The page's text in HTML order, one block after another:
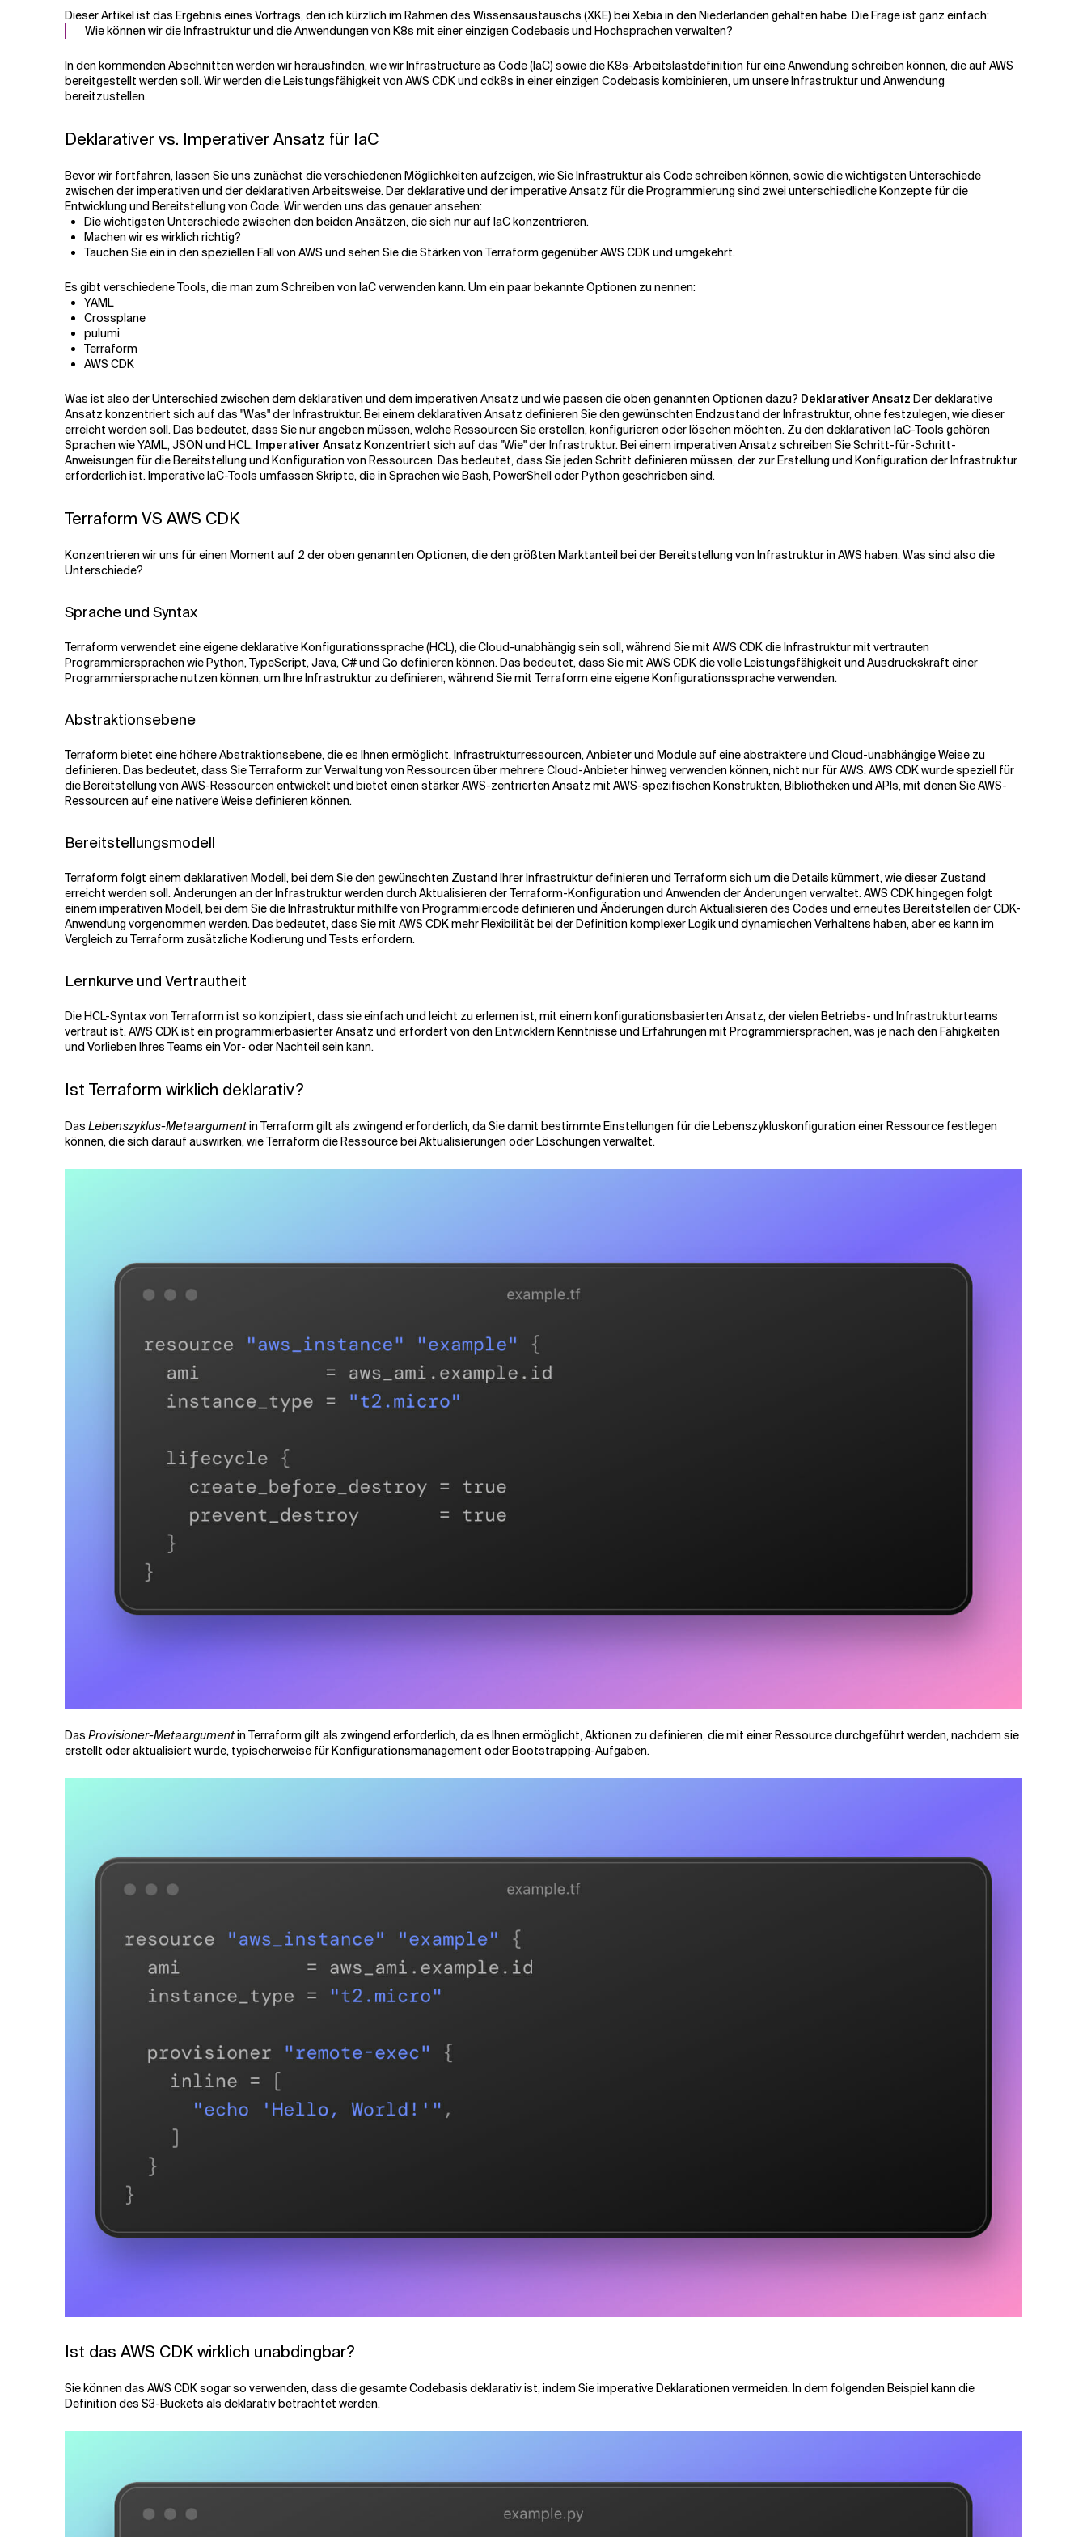
Verwandte Themen
Dieser Artikel ist das Ergebnis eines Vortrags, den ich kürzlich im Rahmen des Wissensaustauschs (XKE) bei Xebia in den Niederlanden gehalten habe. Die Frage ist ganz einfach:
Wie können wir die Infrastruktur und die Anwendungen von K8s mit einer einzigen Codebasis und Hochsprachen verwalten?
In den kommenden Abschnitten werden wir herausfinden, wie wir Infrastructure as Code (IaC) sowie die K8s-Arbeitslastdefinition für eine Anwendung schreiben können, die auf AWS
bereitgestellt werden soll. Wir werden die Leistungsfähigkeit von AWS CDK und cdk8s in einer einzigen Codebasis kombinieren, um unsere Infrastruktur und Anwendung
bereitzustellen.
Deklarativer vs. Imperativer Ansatz für IaC
Bevor wir fortfahren, lassen Sie uns zunächst die verschiedenen Möglichkeiten aufzeigen, wie Sie Infrastruktur als Code schreiben können, sowie die wichtigsten Unterschiede
zwischen der imperativen und der deklarativen Arbeitsweise. Der deklarative und der imperative Ansatz für die Programmierung sind zwei unterschiedliche Konzepte für die
Entwicklung und Bereitstellung von Code. Wir werden uns das genauer ansehen:
Die wichtigsten Unterschiede zwischen den beiden Ansätzen, die sich nur auf IaC konzentrieren.
Machen wir es wirklich richtig?
Tauchen Sie ein in den speziellen Fall von AWS und sehen Sie die Stärken von Terraform gegenüber AWS CDK und umgekehrt.
Es gibt verschiedene Tools, die man zum Schreiben von IaC verwenden kann. Um ein paar bekannte Optionen zu nennen:
YAML
Crossplane
pulumi
Terraform
AWS CDK
Was ist also der Unterschied zwischen dem deklarativen und dem imperativen Ansatz und wie passen die oben genannten Optionen dazu? Deklarativer Ansatz Der deklarative
Ansatz konzentriert sich auf das "Was" der Infrastruktur. Bei einem deklarativen Ansatz definieren Sie den gewünschten Endzustand der Infrastruktur, ohne festzulegen, wie dieser
erreicht werden soll. Das bedeutet, dass Sie nur angeben müssen, welche Ressourcen Sie erstellen, konfigurieren oder löschen möchten. Zu den deklarativen IaC-Tools gehören
Sprachen wie YAML, JSON und HCL. Imperativer Ansatz Konzentriert sich auf das "Wie" der Infrastruktur. Bei einem imperativen Ansatz schreiben Sie Schritt-für-Schritt-
Anweisungen für die Bereitstellung und Konfiguration von Ressourcen. Das bedeutet, dass Sie jeden Schritt definieren müssen, der zur Erstellung und Konfiguration der Infrastruktur
erforderlich ist. Imperative IaC-Tools umfassen Skripte, die in Sprachen wie Bash, PowerShell oder Python geschrieben sind.
Terraform VS AWS CDK
Konzentrieren wir uns für einen Moment auf 2 der oben genannten Optionen, die den größten Marktanteil bei der Bereitstellung von Infrastruktur in AWS haben. Was sind also die
Unterschiede?
Sprache und Syntax
Terraform verwendet eine eigene deklarative Konfigurationssprache (HCL), die Cloud-unabhängig sein soll, während Sie mit AWS CDK die Infrastruktur mit vertrauten
Programmiersprachen wie Python, TypeScript, Java, C# und Go definieren können. Das bedeutet, dass Sie mit AWS CDK die volle Leistungsfähigkeit und Ausdruckskraft einer
Programmiersprache nutzen können, um Ihre Infrastruktur zu definieren, während Sie mit Terraform eine eigene Konfigurationssprache verwenden.
Abstraktionsebene
Terraform bietet eine höhere Abstraktionsebene, die es Ihnen ermöglicht, Infrastrukturressourcen, Anbieter und Module auf eine abstraktere und Cloud-unabhängige Weise zu
definieren. Das bedeutet, dass Sie Terraform zur Verwaltung von Ressourcen über mehrere Cloud-Anbieter hinweg verwenden können, nicht nur für AWS. AWS CDK wurde speziell für
die Bereitstellung von AWS-Ressourcen entwickelt und bietet einen stärker AWS-zentrierten Ansatz mit AWS-spezifischen Konstrukten, Bibliotheken und APIs, mit denen Sie AWS-
Ressourcen auf eine nativere Weise definieren können.
Bereitstellungsmodell
Terraform folgt einem deklarativen Modell, bei dem Sie den gewünschten Zustand Ihrer Infrastruktur definieren und Terraform sich um die Details kümmert, wie dieser Zustand
erreicht werden soll. Änderungen an der Infrastruktur werden durch Aktualisieren der Terraform-Konfiguration und Anwenden der Änderungen verwaltet. AWS CDK hingegen folgt
einem imperativen Modell, bei dem Sie die Infrastruktur mithilfe von Programmiercode definieren und Änderungen durch Aktualisieren des Codes und erneutes Bereitstellen der CDK-
Anwendung vorgenommen werden. Das bedeutet, dass Sie mit AWS CDK mehr Flexibilität bei der Definition komplexer Logik und dynamischen Verhaltens haben, aber es kann im
Vergleich zu Terraform zusätzliche Kodierung und Tests erfordern.
Lernkurve und Vertrautheit
Die HCL-Syntax von Terraform ist so konzipiert, dass sie einfach und leicht zu erlernen ist, mit einem konfigurationsbasierten Ansatz, der vielen Betriebs- und Infrastrukturteams
vertraut ist. AWS CDK ist ein programmierbasierter Ansatz und erfordert von den Entwicklern Kenntnisse und Erfahrungen mit Programmiersprachen, was je nach den Fähigkeiten
und Vorlieben Ihres Teams ein Vor- oder Nachteil sein kann.
Ist Terraform wirklich deklarativ?
Das Lebenszyklus-Metaargumentin Terraform gilt als zwingend erforderlich, da Sie damit bestimmte Einstellungen für die Lebenszykluskonfiguration einer Ressource festlegen
können, die sich darauf auswirken, wie Terraform die Ressource bei Aktualisierungen oder Löschungen verwaltet.
Das Provisioner-Metaargumentin Terraform gilt als zwingend erforderlich, da es Ihnen ermöglicht, Aktionen zu definieren, die mit einer Ressource durchgeführt werden, nachdem sie
erstellt oder aktualisiert wurde, typischerweise für Konfigurationsmanagement oder Bootstrapping-Aufgaben.
Ist das AWS CDK wirklich unabdingbar?
Sie können das AWS CDK sogar so verwenden, dass die gesamte Codebasis deklarativ ist, indem Sie imperative Deklarationen vermeiden. In dem folgenden Beispiel kann die
Definition des S3-Buckets als deklarativ betrachtet werden.